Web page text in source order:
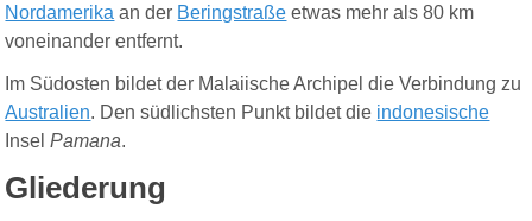
Nordamerika an der Beringstraße etwas mehr als 80 km
voneinander entfernt.
Im Südosten bildet der Malaiische Archipel die Verbindung zu
Australien. Den südlichsten Punkt bildet die indonesische
InselPamana.
Gliederung